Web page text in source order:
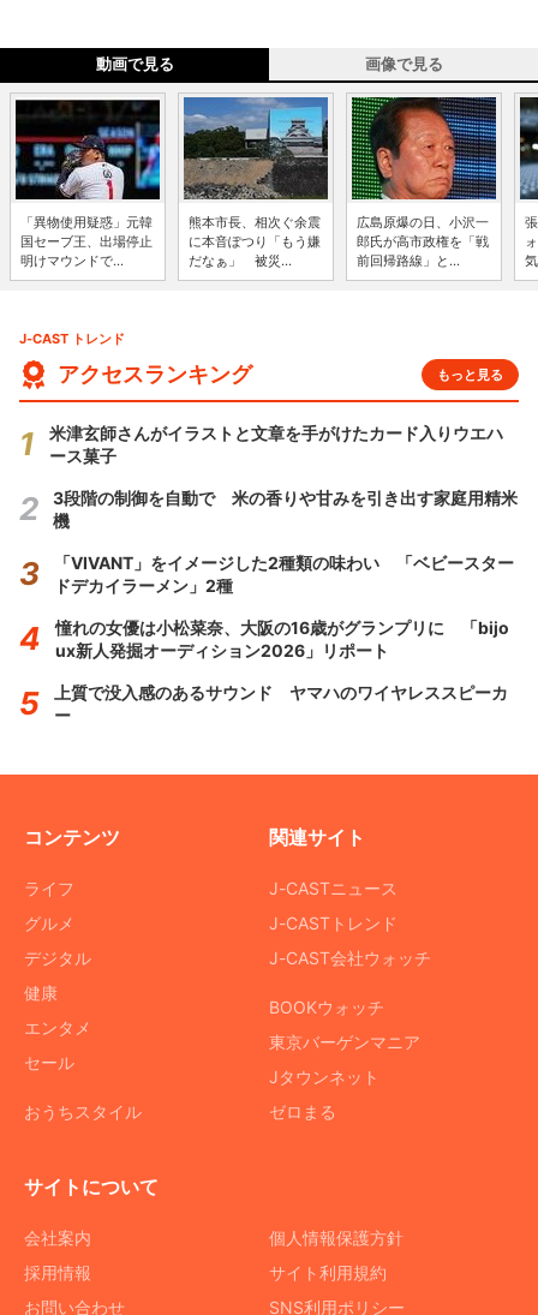
動画で見る 画像で見る
「異物使用疑惑」元韓
国セーブ王、出場停止
明けマウンドで...
熊本市長、相次ぐ余震
に本音ぽつり「もう嫌
だなぁ」 被災...
広島原爆の日、小沢一
郎氏が高市政権を「戦
前回帰路線」と...
J-CAST トレンド
アクセスランキング もっと見る
米津玄師さんがイラストと文章を手がけたカード入りウエハ
ース菓子
3段階の制御を自動で 米の香りや甘みを引き出す家庭用精米
機
「VIVANT」をイメージした2種類の味わい 「ベビースター
ドデカイラーメン」2種
憧れの女優は小松菜奈、大阪の16歳がグランプリに 「bijo
ux新人発掘オーディション2026」リポート
上質で没入感のあるサウンド ヤマハのワイヤレススピーカ
ー
コンテンツ
ライフ
グルメ
デジタル
健康
エンタメ
セール
おうちスタイル
関連サイト
J-CASTニュース
J-CASTトレンド
J-CAST会社ウォッチ
BOOKウォッチ
東京バーゲンマニア
Jタウンネット
ゼロまる
サイトについて
会社案内
採用情報
お問い合わせ
個人情報保護方針
サイト利用規約
SNS利用ポリシー